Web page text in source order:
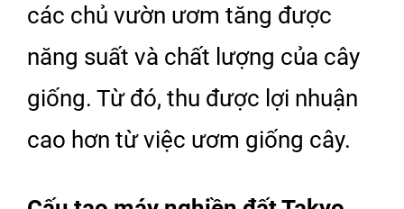
các chủ vườn ươm tăng được
năng suất và chất lượng của cây
giống. Từ đó, thu được lợi nhuận
cao hơn từ việc ươm giống cây.